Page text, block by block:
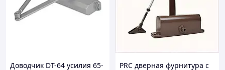
Доводчик DT-64 усилия 65- PRC дверная фурнитура с